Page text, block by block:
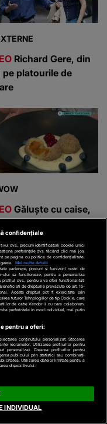
Richard Gere, din
pe platourile de
Găluște cu caise,
tradițional
confidențiale
dvs., precum identificatorii cookie unici
preferințele dvs. făcând clic mai jos,
pe pagina cu politica de confidențialitate.
Mai multe detalii
partenere, precum si furnizorii nostri de
sa functioneze, pentru a personaliza
profilul dvs., pentru a va oferi functionalitati
de drepturile prevazute de art. 15-
Aceste drepturi pot fi exercitate prin
tuturor Tehnologiilor de tip Cookie, care
de catre Vendor-ii cu care colaboram.
preferintele in mod individual, mai putin
pentru a oferi:
conținutului personalizat. Stocarea
reclamelor. Utilizarea profilurilor pentru
personalizat. Crearea profilurilor pentru
publicului prin statistici sau combinații
Utilizarea datelor limitate pentru a
dispozitivului.
INDIVIDUAL